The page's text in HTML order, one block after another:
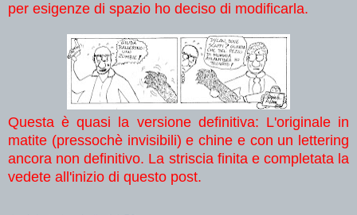
per esigenze di spazio ho deciso di modificarla.
Questa è quasi la versione definitiva: L'originale in
matite (pressochè invisibili) e chine e con un lettering
ancora non definitivo. La striscia finita e completata la
vedete all'inizio di questo post.